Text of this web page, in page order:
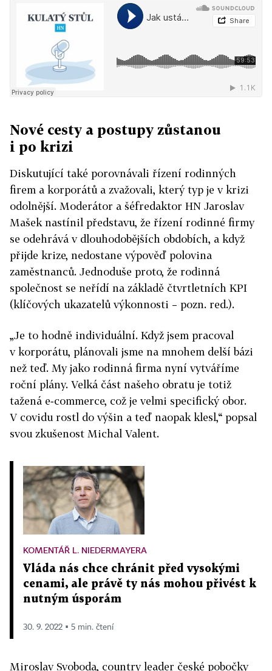
Nové cesty a postupy zůstanou
i po krizi
Diskutující také porovnávali řízení rodinných
firem a korporátů a zvažovali, který typ je v krizi
odolnější. Moderátor a šéfredaktor HN Jaroslav
Mašek nastínil představu, že řízení rodinné firmy
se odehrává v dlouhodobějších obdobích, a když
přijde krize, nedostane výpověď polovina
zaměstnanců. Jednoduše proto, že rodinná
společnost se neřídí na základě čtvrtletních KPI
(klíčových ukazatelů výkonnosti – pozn. red.).
„Je to hodně individuální. Když jsem pracoval
v korporátu, plánovali jsme na mnohem delší bázi
než teď. My jako rodinná firma nyní vytváříme
roční plány. Velká část našeho obratu je totiž
tažená e‑commerce, což je velmi specifický obor.
V covidu rostl do výšin a teď naopak klesl,“ popsal
svou zkušenost Michal Valent.
KOMENTÁŘ L. NIEDERMAYERA
Vláda nás chce chránit před vysokými
cenami, ale právě ty nás mohou přivést k
nutným úsporám
30. 9. 2022 ▪ 5 min. čtení
Miroslav Svoboda, country leader české pobočky